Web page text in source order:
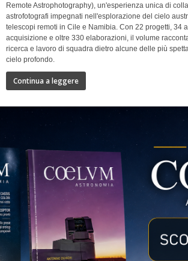
Remote Astrophotography), un'esperienza unica di
astrofotografi impegnati nell'esplorazione del cielo
telescopi remoti in Cile e Namibia. Con 22 progetti, 34
acquisizione e oltre 330 elaborazioni, il volume
ricerca e lavoro di squadra dietro alcune delle più
cielo profondo.
Continua a leggere